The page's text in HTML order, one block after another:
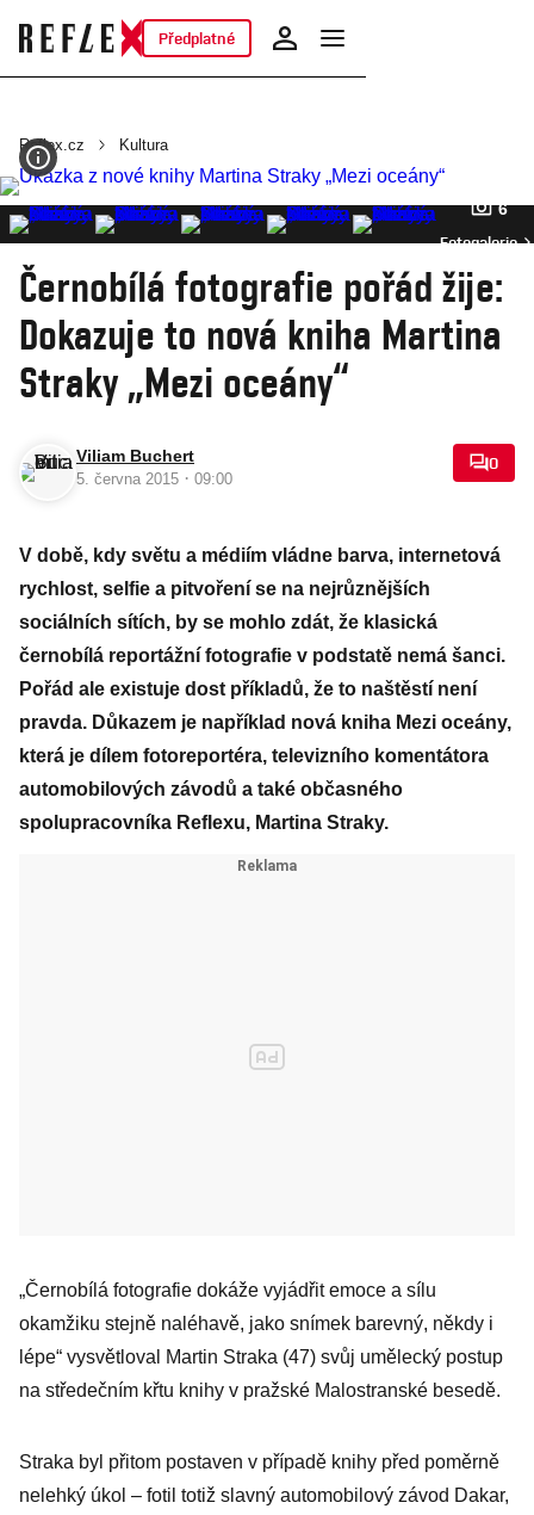
Předplatné
Reflex.cz Kultura
6
Fotogalerie
Černobílá fotografie pořád žije:
Dokazuje to nová kniha Martina
Straky „Mezi oceány“
Viliam Buchert
5. června 2015 · 09:00
0
V době, kdy světu a médiím vládne barva, internetová
rychlost, selfie a pitvoření se na nejrůznějších
sociálních sítích, by se mohlo zdát, že klasická
černobílá reportážní fotografie v podstatě nemá šanci.
Pořád ale existuje dost příkladů, že to naštěstí není
pravda. Důkazem je například nová kniha Mezi oceány,
která je dílem fotoreportéra, televizního komentátora
automobilových závodů a také občasného
spolupracovníka Reflexu, Martina Straky.
„Černobílá fotografie dokáže vyjádřit emoce a sílu
okamžiku stejně naléhavě, jako snímek barevný, někdy i
lépe“ vysvětloval Martin Straka (47) svůj umělecký postup
na středečním křtu knihy v pražské Malostranské besedě.
Straka byl přitom postaven v případě knihy před poměrně
nelehký úkol – fotil totiž slavný automobilový závod Dakar,